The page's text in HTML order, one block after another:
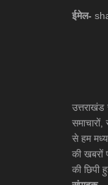
ईमेल-
समाचारों,
से हम मध्य
की खबरों
की छिपी